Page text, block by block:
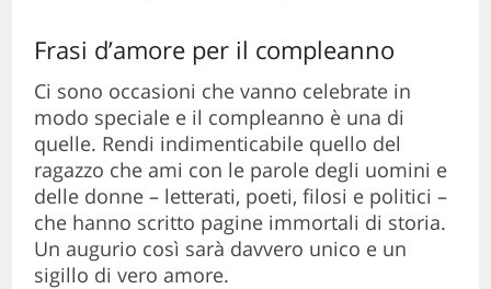
Frasi d’amore per il compleanno
Ci sono occasioni che vanno celebrate in
modo speciale e il compleanno è una di
quelle. Rendi indimenticabile quello del
ragazzo che ami con le parole degli uomini e
delle donne – letterati, poeti, filosi e politici –
che hanno scritto pagine immortali di storia.
Un augurio così sarà davvero unico e un
sigillo di vero amore.